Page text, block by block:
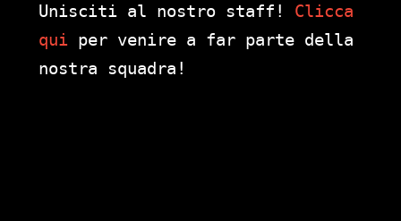
Unisciti al nostro staff! Clicca
qui per venire a far parte della
nostra squadra!